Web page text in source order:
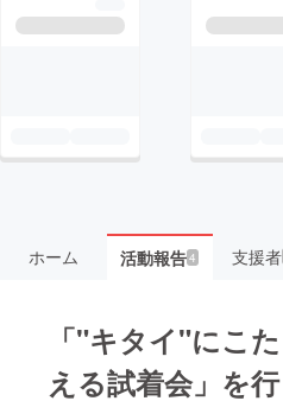
ホーム 活動報告4 支援者
「"キタイ"にこた
える試着会」を行